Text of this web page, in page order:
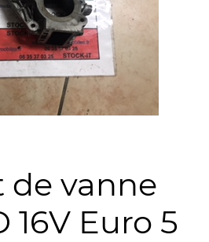
de vanne
16V Euro 5